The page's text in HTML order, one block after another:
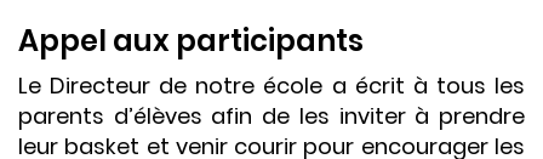
Appel aux participants
Le Directeur de notre école a écrit à tous les
parents d’élèves afin de les inviter à prendre
leur basket et venir courir pour encourager les